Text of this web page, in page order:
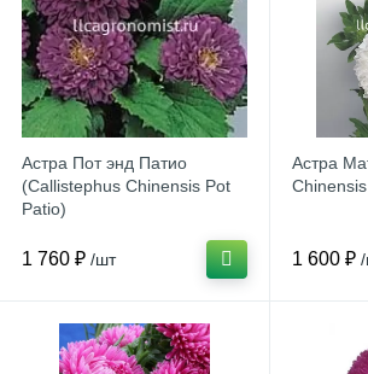
Астра Пот энд Патио
(Callistephus Chinensis Pot
Patio)
1 760 ₽ /шт
Астра
1 600 ₽